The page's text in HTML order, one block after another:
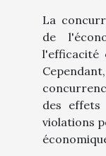
La
de
l'efficacité
des effets
violations